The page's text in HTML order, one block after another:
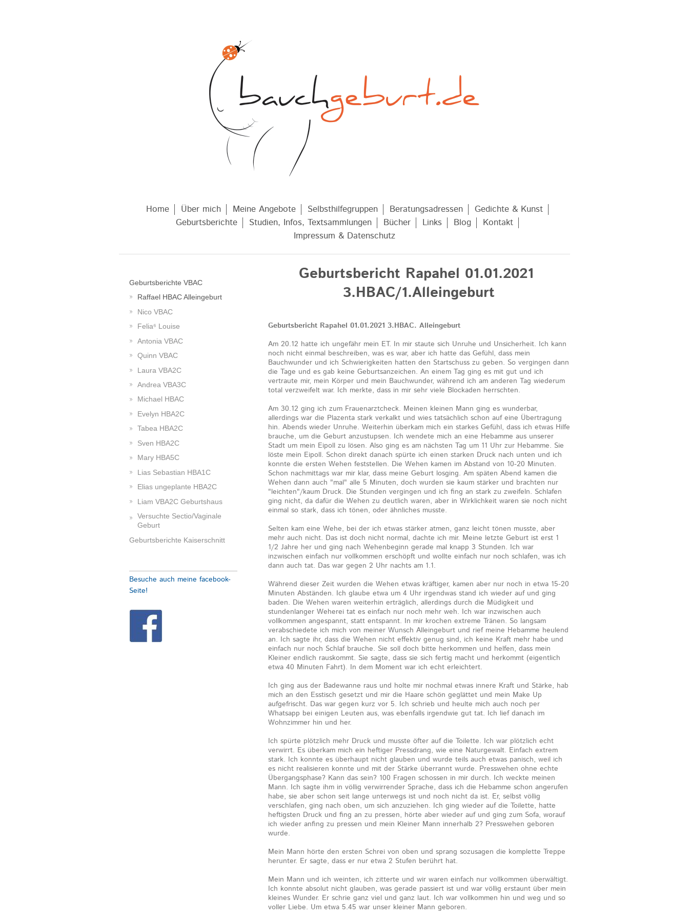
Home Über mich Meine Angebote Selbsthilfegruppen Beratungsadressen
Gedichte & Kunst
Geburtsberichte
Studien, Infos, Textsammlungen Bücher Links Blog
Kontakt
Impressum & Datenschutz
Geburtsbericht Rapahel 01.01.2021
3.HBAC/1.Alleingeburt
Geburtsbericht Rapahel 01.01.2021 3.HBAC. Alleingeburt
Am 20.12 hatte ich ungefähr mein ET. In mir staute sich Unruhe und Unsicherheit. Ich kann
noch nicht einmal beschreiben, was es war, aber ich hatte das Gefühl, dass mein
Bauchwunder und ich Schwierigkeiten hatten den Startschuss zu geben. So vergingen dann
die Tage und es gab keine Geburtsanzeichen. An einem Tag ging es mit gut und ich
vertraute mir, mein Körper und mein Bauchwunder, während ich am anderen Tag wiederum
total verzweifelt war. Ich merkte, dass in mir sehr viele Blockaden herrschten.
Am 30.12 ging ich zum Frauenarztcheck. Meinen kleinen Mann ging es wunderbar,
allerdings war die Plazenta stark verkalkt und wies tatsächlich schon auf eine Übertragung
hin. Abends wieder Unruhe. Weiterhin überkam mich ein starkes Gefühl, dass ich etwas Hilfe
brauche, um die Geburt anzustupsen. Ich wendete mich an eine Hebamme aus unserer
Stadt um mein Eipoll zu lösen. Also ging es am nächsten Tag um 11 Uhr zur Hebamme. Sie
löste mein Eipoll. Schon direkt danach spürte ich einen starken Druck nach unten und ich
konnte die ersten Wehen feststellen. Die Wehen kamen im Abstand von 10-20 Minuten.
Schon nachmittags war mir klar, dass meine Geburt losging. Am späten Abend kamen die
Wehen dann auch "mal" alle 5 Minuten, doch wurden sie kaum stärker und brachten nur
"leichten"/kaum Druck. Die Stunden vergingen und ich fing an stark zu zweifeln. Schlafen
ging nicht, da dafür die Wehen zu deutlich waren, aber in Wirklichkeit waren sie noch nicht
einmal so stark, dass ich tönen, oder ähnliches musste.
Selten kam eine Wehe, bei der ich etwas stärker atmen, ganz leicht tönen musste, aber
mehr auch nicht. Das ist doch nicht normal, dachte ich mir. Meine letzte Geburt ist erst 1
1/2 Jahre her und ging nach Wehenbeginn gerade mal knapp 3 Stunden. Ich war
inzwischen einfach nur vollkommen erschöpft und wollte einfach nur noch schlafen, was ich
dann auch tat. Das war gegen 2 Uhr nachts am 1.1.
Während dieser Zeit wurden die Wehen etwas kräftiger, kamen aber nur noch in etwa 15-20
Minuten Abständen. Ich glaube etwa um 4 Uhr irgendwas stand ich wieder auf und ging
baden. Die Wehen waren weiterhin erträglich, allerdings durch die Müdigkeit und
stundenlanger Weherei tat es einfach nur noch mehr weh. Ich war inzwischen auch
vollkommen angespannt, statt entspannt. In mir krochen extreme Tränen. So langsam
verabschiedete ich mich von meiner Wunsch Alleingeburt und rief meine Hebamme heulend
an. Ich sagte ihr, dass die Wehen nicht effektiv genug sind, ich keine Kraft mehr habe und
einfach nur noch Schlaf brauche. Sie soll doch bitte herkommen und helfen, dass mein
Kleiner endlich rauskommt. Sie sagte, dass sie sich fertig macht und herkommt (eigentlich
etwa 40 Minuten Fahrt). In dem Moment war ich echt erleichtert.
Ich ging aus der Badewanne raus und holte mir nochmal etwas innere Kraft und Stärke, hab
mich an den Esstisch gesetzt und mir die Haare schön geglättet und mein Make Up
aufgefrischt. Das war gegen kurz vor 5. Ich schrieb und heulte mich auch noch per
Whatsapp bei einigen Leuten aus, was ebenfalls irgendwie gut tat. Ich lief danach im
Wohnzimmer hin und her.
Ich spürte plötzlich mehr Druck und musste öfter auf die Toilette. Ich war plötzlich echt
verwirrt. Es überkam mich ein heftiger Pressdrang, wie eine Naturgewalt. Einfach extrem
stark. Ich konnte es überhaupt nicht glauben und wurde teils auch etwas panisch, weil ich
es nicht realisieren konnte und mit der Stärke überrannt wurde. Presswehen ohne echte
Übergangsphase? Kann das sein? 100 Fragen schossen in mir durch. Ich weckte meinen
Mann. Ich sagte ihm in völlig verwirrender Sprache, dass ich die Hebamme schon angerufen
habe, sie aber schon seit lange unterwegs ist und noch nicht da ist. Er, selbst völlig
verschlafen, ging nach oben, um sich anzuziehen. Ich ging wieder auf die Toilette, hatte
heftigsten Druck und fing an zu pressen, hörte aber wieder auf und ging zum Sofa, worauf
ich wieder anfing zu pressen und mein Kleiner Mann innerhalb 2? Presswehen geboren
wurde.
Mein Mann hörte den ersten Schrei von oben und sprang sozusagen die komplette Treppe
herunter. Er sagte, dass er nur etwa 2 Stufen berührt hat.
Mein Mann und ich weinten, ich zitterte und wir waren einfach nur vollkommen überwältigt.
Ich konnte absolut nicht glauben, was gerade passiert ist und war völlig erstaunt über mein
kleines Wunder. Er schrie ganz viel und ganz laut. Ich war vollkommen hin und weg und so
voller Liebe. Um etwa 5.45 war unser kleiner Mann geboren.
Geburtsberichte VBAC
Raffael HBAC Alleingeburt
Nico VBAC
Felia⁶ Louise
Antonia VBAC
Quinn VBAC
Laura VBA2C
Andrea VBA3C
Michael HBAC
Evelyn HBA2C
Tabea HBA2C
Sven HBA2C
Mary HBA5C
Lias Sebastian HBA1C
Elias ungeplante HBA2C
Liam VBA2C Geburtshaus
Versuchte Sectio/Vaginale
Geburt
Geburtsberichte Kaiserschnitt
Besuche auch meine facebook-
Seite!